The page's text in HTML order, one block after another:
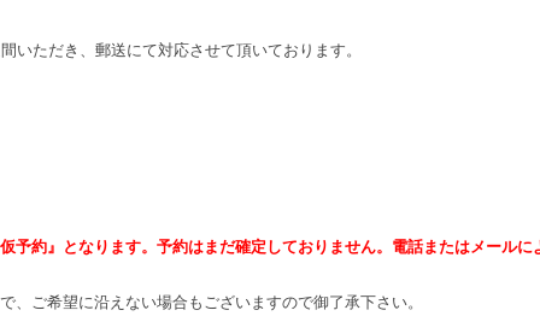
いただき、郵送にて対応させて頂いております。
予約』となります。予約はまだ確定しておりません。電話またはメール
、ご希望に沿えない場合もございますので御了承下さい。